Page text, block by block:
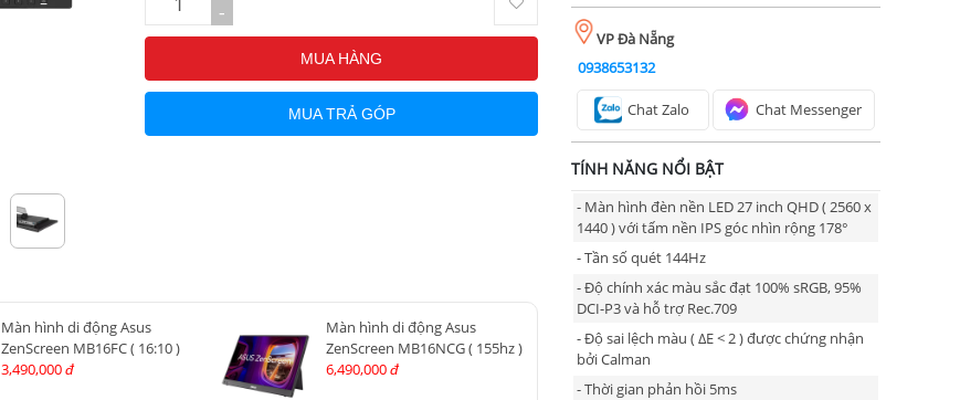
-
MUA HÀNG
MUA TRẢ GÓP
Màn hình di động Asus
ZenScreen MB16FC ( 16:10 )
3,490,000 đ
Màn hình di động Asus
ZenScreen MB16NCG ( 155hz )
6,490,000 đ
VP Đà Nẵng
0938653132
Chat Zalo Chat Messenger
TÍNH NĂNG NỔI BẬT
- Màn hình đèn nền LED 27 inch QHD ( 2560 x
1440 ) với tấm nền IPS góc nhìn rộng 178°
- Tần số quét 144Hz
- Độ chính xác màu sắc đạt 100% sRGB, 95%
DCI-P3 và hỗ trợ Rec.709
- Độ sai lệch màu ( ΔE < 2 ) được chứng nhận
bởi Calman
- Thời gian phản hồi 5ms